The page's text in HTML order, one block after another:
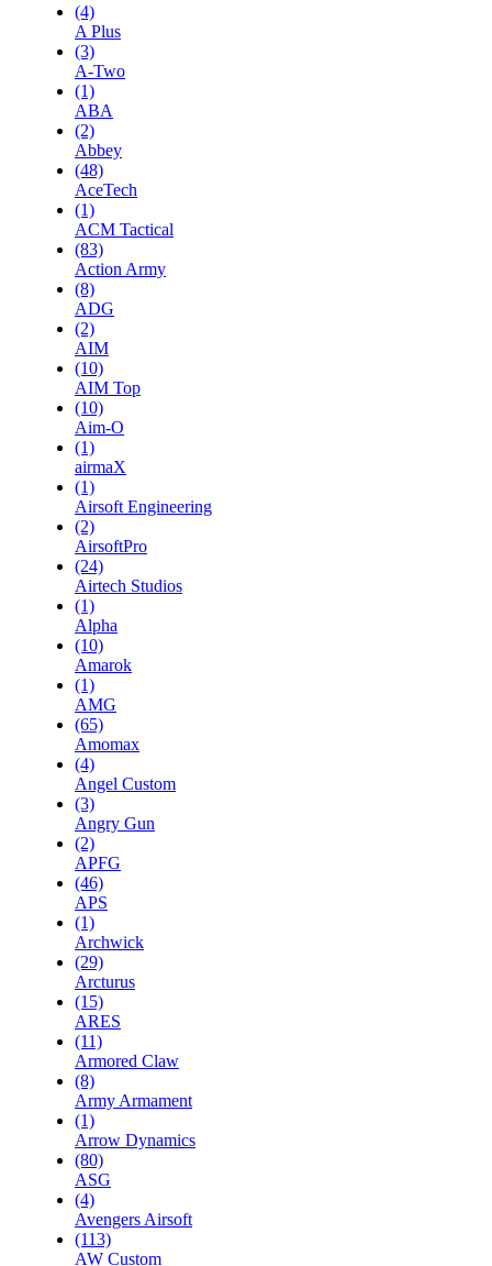
(4)
A Plus
(3)
A-Two
(1)
ABA
(2)
Abbey
(48)
AceTech
(1)
ACM Tactical
(83)
Action Army
(8)
ADG
(2)
AIM
(10)
AIM Top
(10)
Aim-O
(1)
airmaX
(1)
Airsoft Engineering
(2)
AirsoftPro
(24)
Airtech Studios
(1)
Alpha
(10)
Amarok
(1)
AMG
(65)
Amomax
(4)
Angel Custom
(3)
Angry Gun
(2)
APFG
(46)
APS
(1)
Archwick
(29)
Arcturus
(15)
ARES
(11)
Armored Claw
(8)
Army Armament
(1)
Arrow Dynamics
(80)
ASG
(4)
Avengers Airsoft
(113)
AW Custom